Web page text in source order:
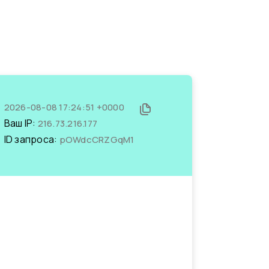
2026-08-08 17:24:51 +0000
Ваш IP: 216.73.216.177
ID запроса: pOWdcCRZGqM1